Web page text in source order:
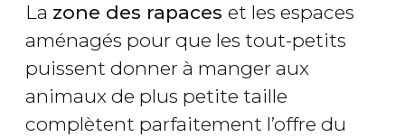
La zone des rapaces et les espaces
aménagés pour que les tout-petits
puissent donner à manger aux
animaux de plus petite taille
complètent parfaitement l’offre du